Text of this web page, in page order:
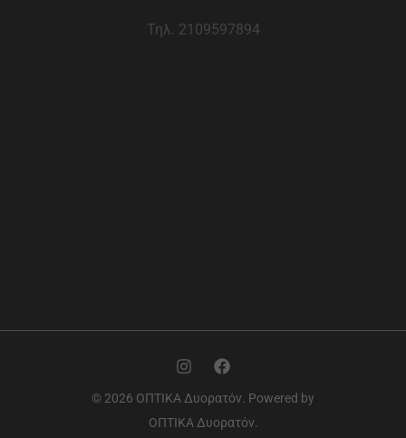
Τηλ. 2109597894
© 2026 ΟΠΤΙΚΑ Δυορατόν. Powered by
ΟΠΤΙΚΑ Δυορατόν.